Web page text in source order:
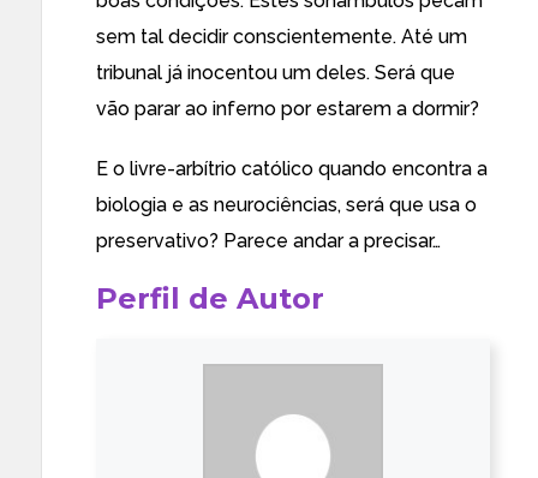
sem tal decidir conscientemente. Até um
tribunal já inocentou um deles. Será que
vão parar ao inferno por estarem a dormir?
E o livre-arbítrio católico quando encontra a
biologia e as neurociências, será que usa o
preservativo? Parece andar a precisar…
Perfil de Autor